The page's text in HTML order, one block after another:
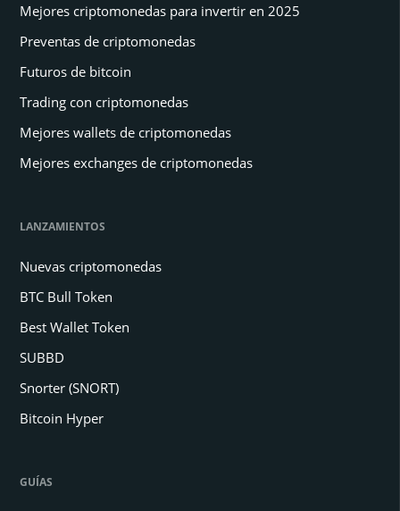
Mejores criptomonedas para invertir en 2025
Preventas de criptomonedas
Futuros de bitcoin
Trading con criptomonedas
Mejores wallets de criptomonedas
Mejores exchanges de criptomonedas
LANZAMIENTOS
Nuevas criptomonedas
BTC Bull Token
Best Wallet Token
SUBBD
Snorter (SNORT)
Bitcoin Hyper
GUÍAS